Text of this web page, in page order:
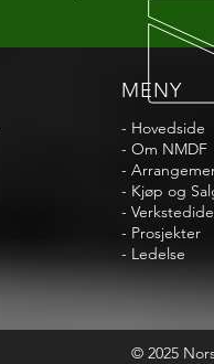
MENY
- Hovedside
- Om NMDF
-
- Kjøp og
-
- Prosjekter
- Ledelse
© 2025